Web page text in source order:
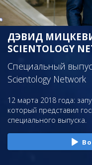
ДЭВИД
SCIENTOLOGY
Специальный
Scientology Network
12 марта 2018 года:
который представил
специального выпуска.